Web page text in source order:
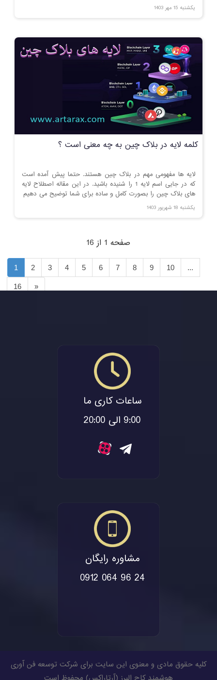
بدیم.
یکشنبه 15 مهر 1403
کلمه لایه در بلاک چین به چه معنی است ؟
لایه ها مفهومی مهم در بلاک چین هستند. حتما پیش آمده است
که در جایی اسم لایه 1 را شنیده باشید. در این مقاله اصطلاح لایه
های بلاک چین را بصورت کامل و ساده برای شما توضیح می دهیم
یکشنبه 18 شهریور 1403
صفحه 1 از 16
1 2 3 4 5 6 7 8 9 10 ...
16 »
ساعات کاری ما
9:00 الی 20:00
مشاوره رایگان
0912 064 96 24
کلیه حقوق مادی و معنوی این سایت برای شرکت توسعه فن آوری